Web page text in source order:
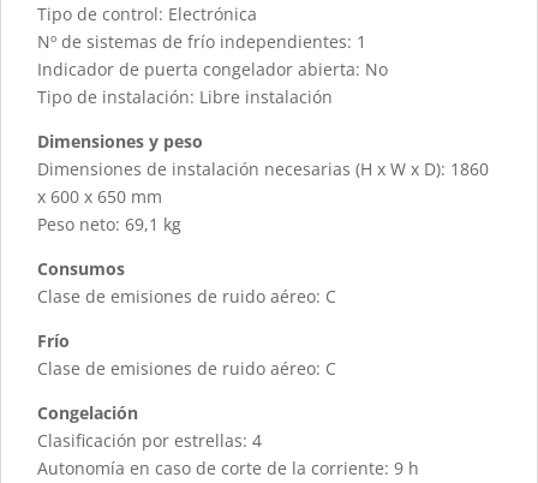
Tipo de control: Electrónica
Nº de sistemas de frío independientes: 1
Indicador de puerta congelador abierta: No
Tipo de instalación: Libre instalación
Dimensiones y peso
Dimensiones de instalación necesarias (H x W x D): 1860
x 600 x 650 mm
Peso neto: 69,1 kg
Consumos
Clase de emisiones de ruido aéreo: C
Frío
Clase de emisiones de ruido aéreo: C
Congelación
Clasificación por estrellas: 4
Autonomía en caso de corte de la corriente: 9 h